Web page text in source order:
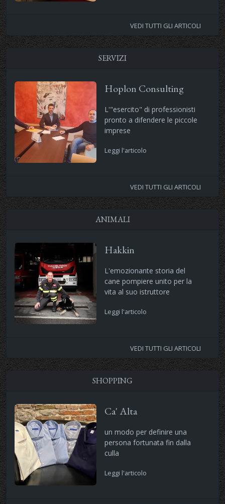
VEDI TUTTI GLI ARTICOLI
SERVIZI
Hoplon Consulting
L'"esercito" di professionisti
pronto a difendere le piccole
imprese
Leggi l'articolo
VEDI TUTTI GLI ARTICOLI
ANIMALI
Hakkin
L'emozionante storia del
cane pompiere unito per la
vita al suo istruttore
Leggi l'articolo
VEDI TUTTI GLI ARTICOLI
SHOPPING
Ca' Alta
un modo per definire una
persona fortunata fin dalla
culla
Leggi l'articolo